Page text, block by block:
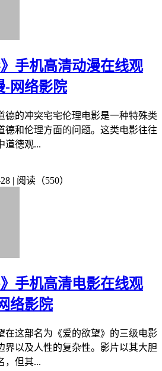
手机高清动漫在线观
-网络影院
德的冲突宅宅伦理电影是一种特殊类
德和伦理方面的问题。这类电影往往
道德观...
| 阅读（550）
手机高清电影在线观
络影院
在这部名为《爱的欲望》的三级电影
界以及人性的复杂性。影片以其大胆
，但其...